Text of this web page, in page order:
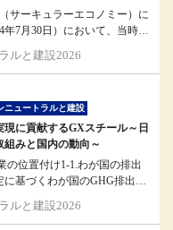
サーキュラーエコノミー）に
7月30日）において、当時の
ルと建設2026
ニュートラルと建設
に貢献するGXスチール～日
みと国内の動向～
の位置付け1-1.わが国の排出
基づくわが国のGHG排出削
ルと建設2026